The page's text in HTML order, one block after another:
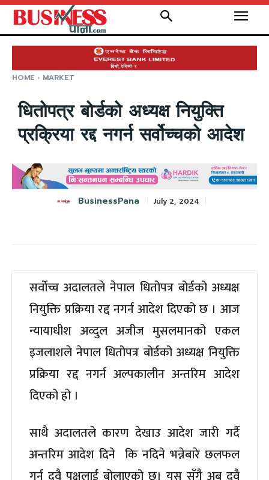
HOME MARKET
धितोपत्र बोर्डको अध्यक्ष नियुक्ति
प्रक्रिया रद्द नगर्न सर्वोच्चको आदेश
BusinessPana July 2, 2024
सर्वोच्च अदालतले नेपाल धितोपत्र बोर्डको अध्यक्ष
नियुक्ति प्रक्रिया रद्द नगर्न आदेश दिएको छ । आज
न्यायाधीश अव्दुल अजीज मुसलमानको एकल
इजलाशले नेपाल धितोपत्र बोर्डको अध्यक्ष नियुक्ति
प्रक्रिया रद्द नगर्न अल्पकालीन अन्तरिम आदेश
दिएको हो ।
साथै अदालतले कारण देखाउ आदेश जारी गर्दै
अन्तरिम आदेश दिने कि नदिने भन्नेबारे छलफल